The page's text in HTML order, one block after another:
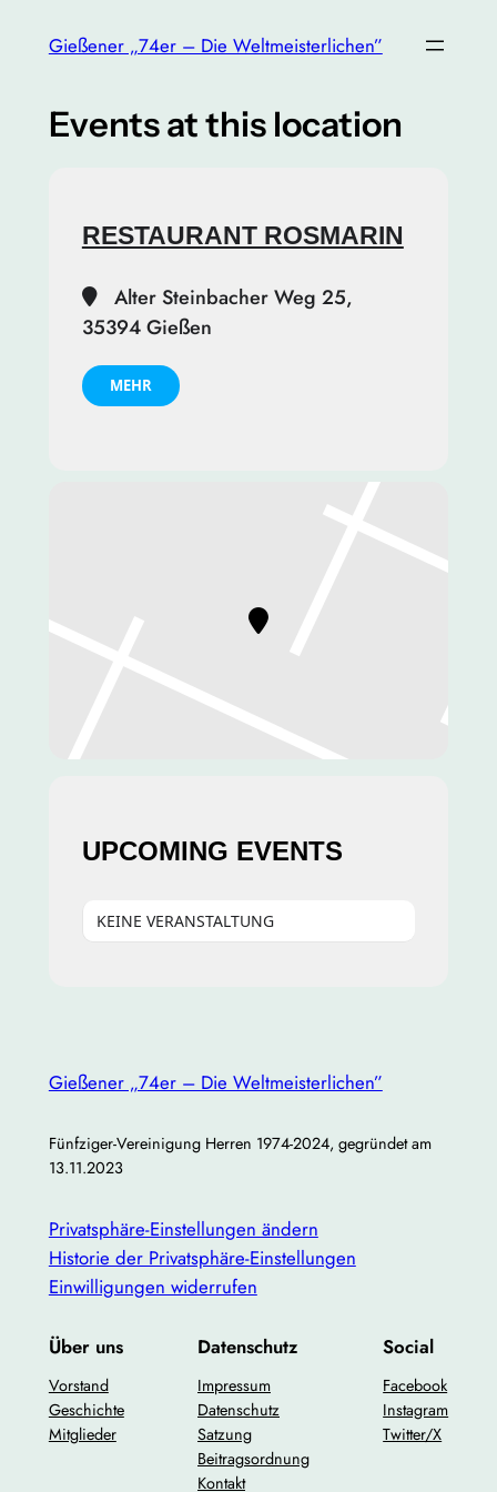
Gießener „74er – Die Weltmeisterlichen”
Events at this location
RESTAURANT ROSMARIN
Alter Steinbacher Weg 25,
35394 Gießen
MEHR
UPCOMING EVENTS
KEINE VERANSTALTUNG
Gießener „74er – Die Weltmeisterlichen”
Fünfziger-Vereinigung Herren 1974-2024, gegründet am
13.11.2023
Privatsphäre-Einstellungen ändern
Historie der Privatsphäre-Einstellungen
Einwilligungen widerrufen
Über uns
Vorstand
Geschichte
Mitglieder
Datenschutz
Impressum
Datenschutz
Satzung
Beitragsordnung
Kontakt
Social
Facebook
Instagram
Twitter/X